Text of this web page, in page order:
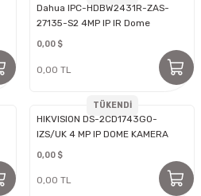
Dahua IPC-HDBW2431R-ZAS-
27135-S2 4MP IP IR Dome
Kamera
0,00 $
0,00 TL
TÜKENDİ
HIKVISION DS-2CD1743G0-
IZS/UK 4 MP IP DOME KAMERA
0,00 $
0,00 TL